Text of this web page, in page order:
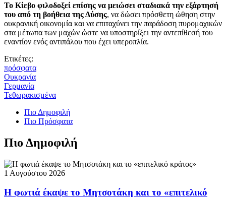
Το Κίεβο φιλοδοξεί επίσης να μειώσει σταδιακά την εξάρτησή
του από τη βοήθεια της Δύσης, να δώσει πρόσθετη ώθηση στην
ουκρανική οικονομία και να επιταχύνει την παράδοση πυρομαχικών
στα μέτωπα των μαχών ώστε να υποστηρίξει την αντεπίθεσή του
εναντίον ενός αντιπάλου που έχει υπεροπλία.
Ετικέτες:
πρόσφατα
Ουκρανία
Γερμανία
Τεθωρακισμένα
Πιο Δημοφιλή
Πιο Πρόσφατα
Πιο Δημοφιλή
1 Αυγούστου 2026
Η φωτιά έκαψε το Μητσοτάκη και το «επιτελικό